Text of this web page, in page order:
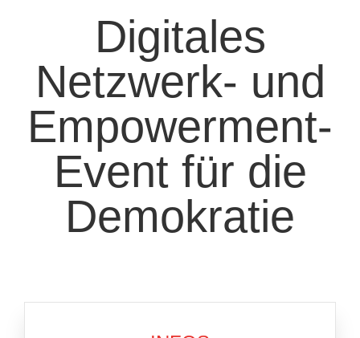
Digitales
Netzwerk- und
Empowerment-
Event für die
Demokratie